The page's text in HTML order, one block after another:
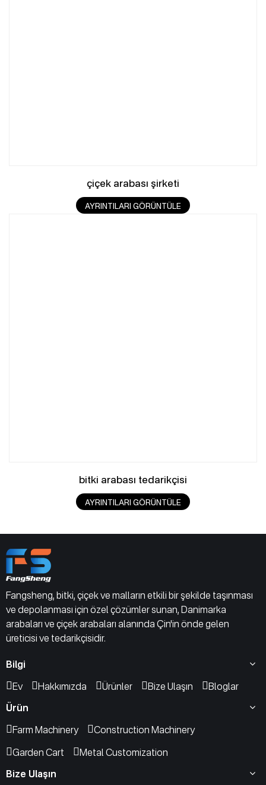
çiçek arabası şirketi
AYRINTILARI GÖRÜNTÜLE
bitki arabası tedarikçisi
AYRINTILARI GÖRÜNTÜLE
Fangsheng, bitki, çiçek ve malların etkili bir şekilde taşınması
ve depolanması için özel çözümler sunan, Danimarka
arabaları ve çiçek arabaları alanında Çin'in önde gelen
üreticisi ve tedarikçisidir.
Bilgi
Ev
Hakkımızda Ürünler Bize Ulaşın
Bloglar
Ürün
Farm Machinery
Construction Machinery
Garden Cart
Metal Customization
Bize Ulaşın